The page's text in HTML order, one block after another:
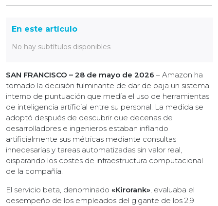
En este artículo
No hay subtítulos disponibles
SAN FRANCISCO – 28 de mayo de 2026 – Amazon ha
tomado la decisión fulminante de dar de baja un sistema
interno de puntuación que medía el uso de herramientas
de inteligencia artificial entre su personal. La medida se
adoptó después de descubrir que decenas de
desarrolladores e ingenieros estaban inflando
artificialmente sus métricas mediante consultas
innecesarias y tareas automatizadas sin valor real,
disparando los costes de infraestructura computacional
de la compañía.
El servicio beta, denominado «Kirorank», evaluaba el
desempeño de los empleados del gigante de los 2,9